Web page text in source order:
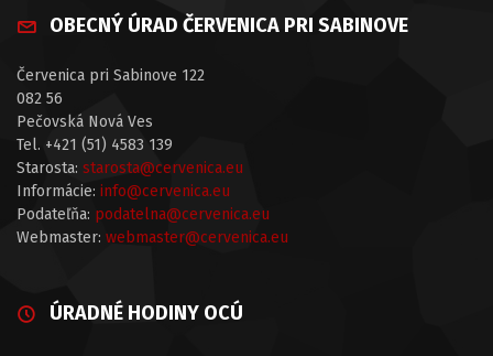
OBECNÝ ÚRAD ČERVENICA PRI SABINOVE
Červenica pri Sabinove 122
082 56
Pečovská Nová Ves
Tel. +421 (51) 4583 139
Starosta: starosta@cervenica.eu
Informácie: info@cervenica.eu
Podateľňa: podatelna@cervenica.eu
Webmaster: webmaster@cervenica.eu
ÚRADNÉ HODINY OCÚ